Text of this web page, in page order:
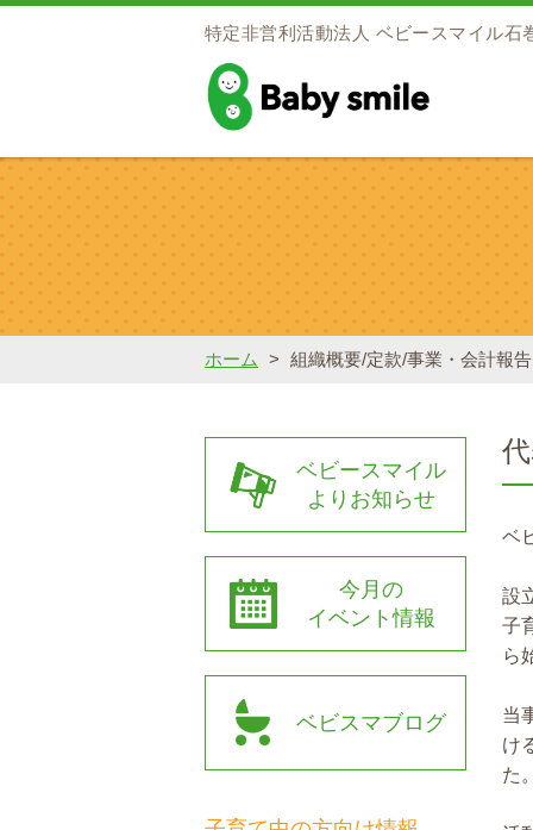
特定非営利活動法人 ベビースマイル石
ホーム > 組織概要/定款/事業・会計報告
ベ
設
子
ら
当
け
た。
ベビースマイル
よりお知らせ
今月の
イベント情報
ベビスマブログ